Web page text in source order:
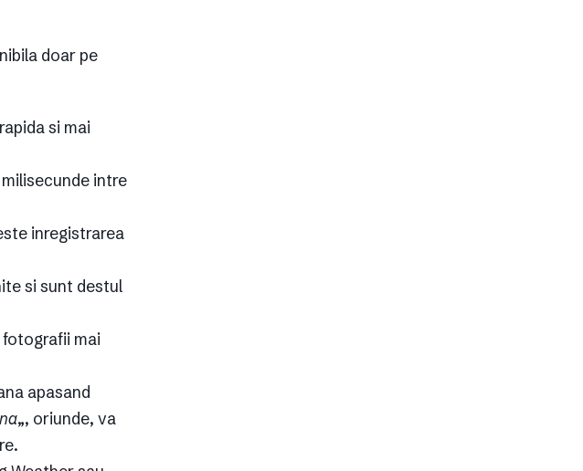
doar pe
si mai
intre
inregistrarea
si sunt destul
mai
apasand
„, oriunde, va